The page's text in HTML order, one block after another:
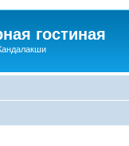
гостиная